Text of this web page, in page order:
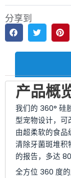
分享到
产品概
我们的 360° 硅
型宠物设计，
由超柔软的食品
清除牙菌斑堆
的报告，多达
全方位 360 度